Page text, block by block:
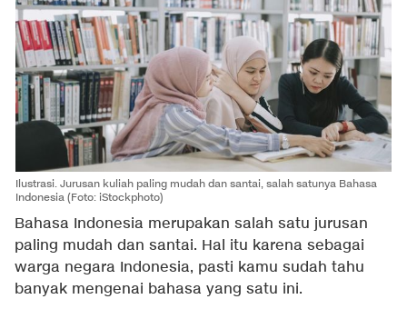
Ilustrasi. Jurusan kuliah paling mudah dan santai, salah satunya Bahasa
Indonesia (Foto: iStockphoto)
Bahasa Indonesia merupakan salah satu jurusan
paling mudah dan santai. Hal itu karena sebagai
warga negara Indonesia, pasti kamu sudah tahu
banyak mengenai bahasa yang satu ini.